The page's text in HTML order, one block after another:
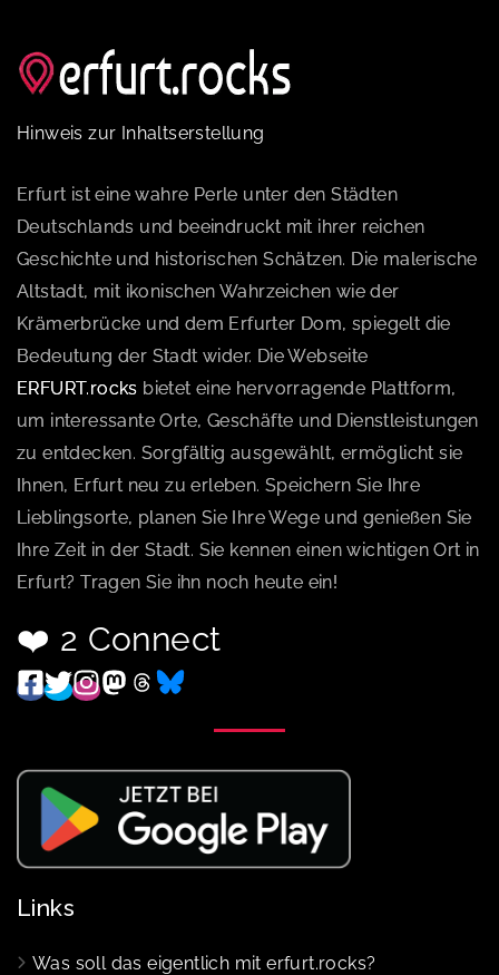
Hinweis zur Inhaltserstellung
Erfurt ist eine wahre Perle unter den Städten
Deutschlands und beeindruckt mit ihrer reichen
Geschichte und historischen Schätzen. Die malerische
Altstadt, mit ikonischen Wahrzeichen wie der
Krämerbrücke und dem Erfurter Dom, spiegelt die
Bedeutung der Stadt wider. Die Webseite
ERFURT.rocks bietet eine hervorragende Plattform,
um interessante Orte, Geschäfte und Dienstleistungen
zu entdecken. Sorgfältig ausgewählt, ermöglicht sie
Ihnen, Erfurt neu zu erleben. Speichern Sie Ihre
Lieblingsorte, planen Sie Ihre Wege und genießen Sie
Ihre Zeit in der Stadt. Sie kennen einen wichtigen Ort in
Erfurt? Tragen Sie ihn noch heute ein!
❤️ 2 Connect
Links
Was soll das eigentlich mit erfurt.rocks?